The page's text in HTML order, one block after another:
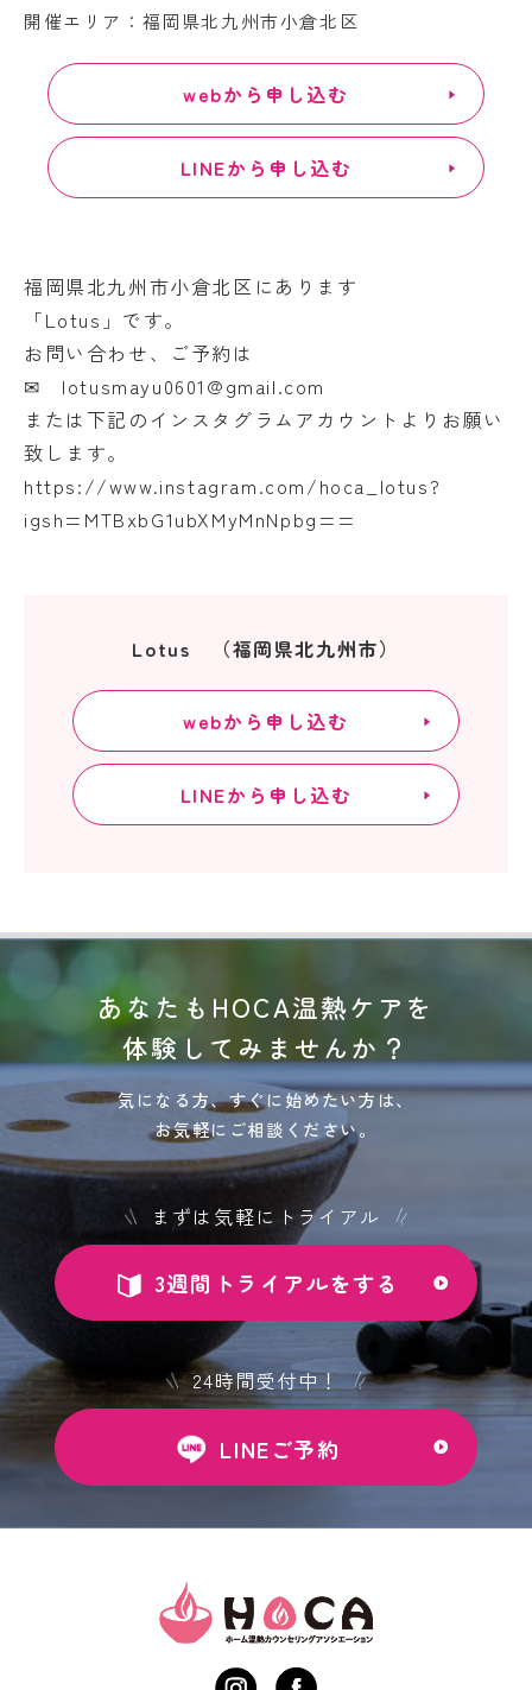
開催エリア：福岡県北九州市小倉北区
webから申し込む
LINEから申し込む
福岡県北九州市小倉北区にあります
「Lotus」です。
お問い合わせ、ご予約は
✉ lotusmayu0601@gmail.com
または下記のインスタグラムアカウントよりお願い
致します。
https://www.instagram.com/hoca_lotus?
igsh=MTBxbG1ubXMyMnNpbg==
Lotus （福岡県北九州市）
webから申し込む
LINEから申し込む
あなたもHOCA温熱ケアを
体験してみませんか？
気になる方、すぐに始めたい方は、
お気軽にご相談ください。
まずは気軽にトライアル
3週間トライアルをする
24時間受付中！
LINEご予約